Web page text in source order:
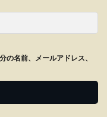
の名前、メールアドレス、